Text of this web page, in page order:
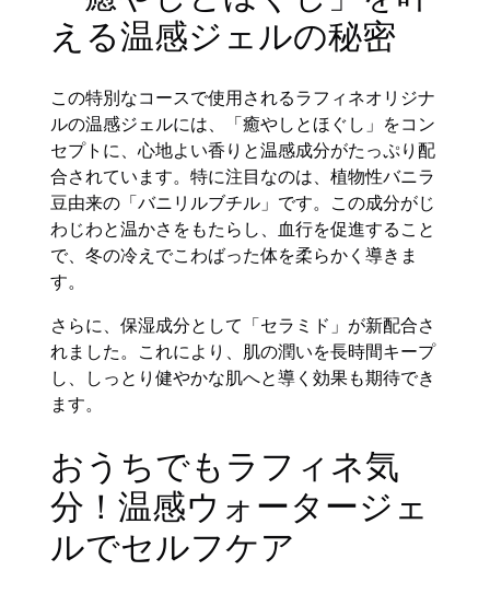
える温感ジェルの秘密
この特別なコースで使用されるラフィネオリジナ
ルの温感ジェルには、「癒やしとほぐし」をコン
セプトに、心地よい香りと温感成分がたっぷり配
合されています。特に注目なのは、植物性バニラ
豆由来の「バニリルブチル」です。この成分がじ
わじわと温かさをもたらし、血行を促進すること
で、冬の冷えでこわばった体を柔らかく導きま
す。
さらに、保湿成分として「セラミド」が新配合さ
れました。これにより、肌の潤いを長時間キープ
し、しっとり健やかな肌へと導く効果も期待でき
ます。
おうちでもラフィネ気
分！温感ウォータージェ
ルでセルフケア